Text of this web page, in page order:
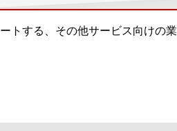
トする、その他サービス向けの業